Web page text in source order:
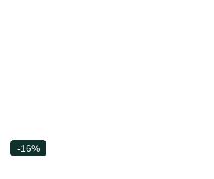
-16%